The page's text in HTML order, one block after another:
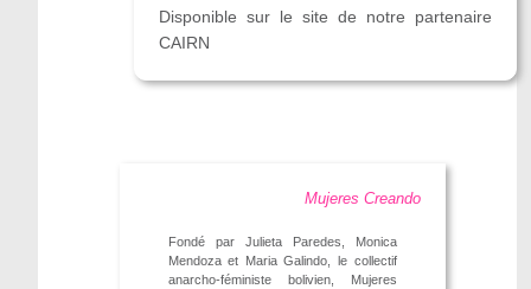
Disponible sur le site de notre partenaire
CAIRN
Mujeres Creando
Fondé par Julieta Paredes, Monica
Mendoza et Maria Galindo, le collectif
anarcho-féministe bolivien, Mujeres